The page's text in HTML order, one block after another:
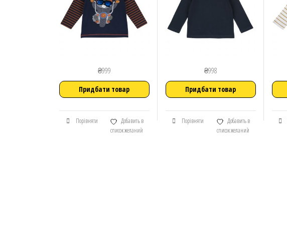
₴999
Придбати товар
Порівняти
Добавить в
список желаний
₴998
Придбати товар
Порівняти
Добавить в
список желаний